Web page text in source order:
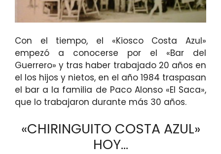
Con el tiempo, el «Kiosco Costa Azul»
empezó a conocerse por el «Bar del
Guerrero» y tras haber trabajado 20 años en
el los hijos y nietos, en el año 1984 traspasan
el bar a la familia de Paco Alonso «El Saca»,
que lo trabajaron durante más 30 años.
«CHIRINGUITO COSTA AZUL»
HOY…